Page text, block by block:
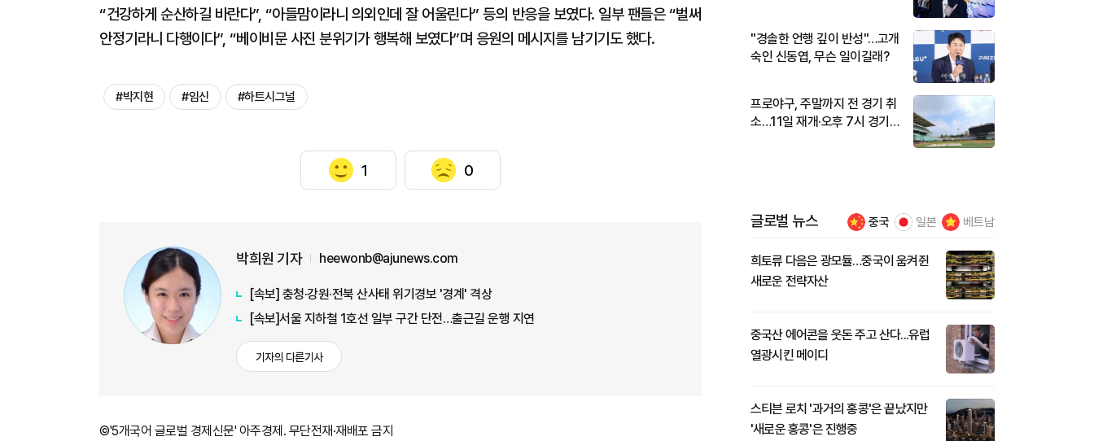
“건강하게 순산하길 바란다”, “아들맘이라니 의외인데 잘 어울린다” 등의 반응을 보였다. 일부 팬들은 “벌써
안정기라니 다행이다”, “베이비문 사진 분위기가 행복해 보였다”며 응원의 메시지를 남기기도 했다.
#박지현 #임신 #하트시그널
1 0
박희원 기자 heewonb@ajunews.com
[속보] 충청·강원·전북 산사태 위기경보 '경계' 격상
[속보]서울 지하철 1호선 일부 구간 단전…출근길 운행 지연
기자의 다른기사
©'5개국어 글로벌 경제신문' 아주경제. 무단전재·재배포 금지
"경솔한 언행 깊이 반성"…고개
숙인 신동엽, 무슨 일이길래?
프로야구, 주말까지 전 경기 취
소…11일 재개·오후 7시 경기
글로벌 뉴스 중국 일본 베트남
희토류 다음은 광모듈…중국이 움켜쥔
새로운 전략자산
중국산 에어콘을 웃돈 주고 산다...유럽
열광시킨 메이디
스티븐 로치 '과거의 홍콩'은 끝났지만
'새로운 홍콩'은 진행중